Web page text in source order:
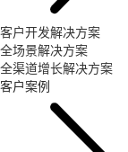
客户开发解决方案
全场景解决方案
全渠道增长解决方案
客户案例